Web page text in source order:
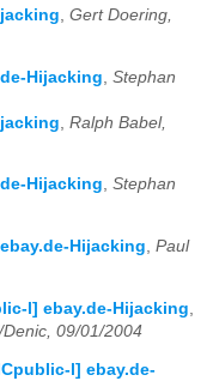
, Gert Doering,
Hijacking Stephan
Ralph Babel,
Hijacking, Stephan
Hijacking Paul
l] ebay.de-Hijacking
09/01/2004
l] ebay.de-